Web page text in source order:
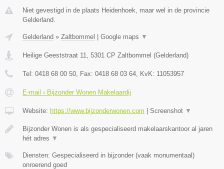
Niet gevestigd in de plaats Heidenhoek, maar wel in de provincie
Gelderland.
Gelderland » Zaltbommel | Google maps ▼
Heilige Geeststraat 11 5301 CP Zaltbommel (Gelderland)
Tel: 0418 68 00 50 , Fax: 0418 68 03 64 , KvK: 11053957
E-mail › Bijzonder Wonen Makelaardij
Website: https://www.bijzonderwonen.com | Screenshot ▼
Bijzonder Wonen is als gespecialiseerd makelaarskantoor al jaren
hét adres ▼
Diensten: Gespecialiseerd in bijzonder (vaak monumentaal)
onroerend goed